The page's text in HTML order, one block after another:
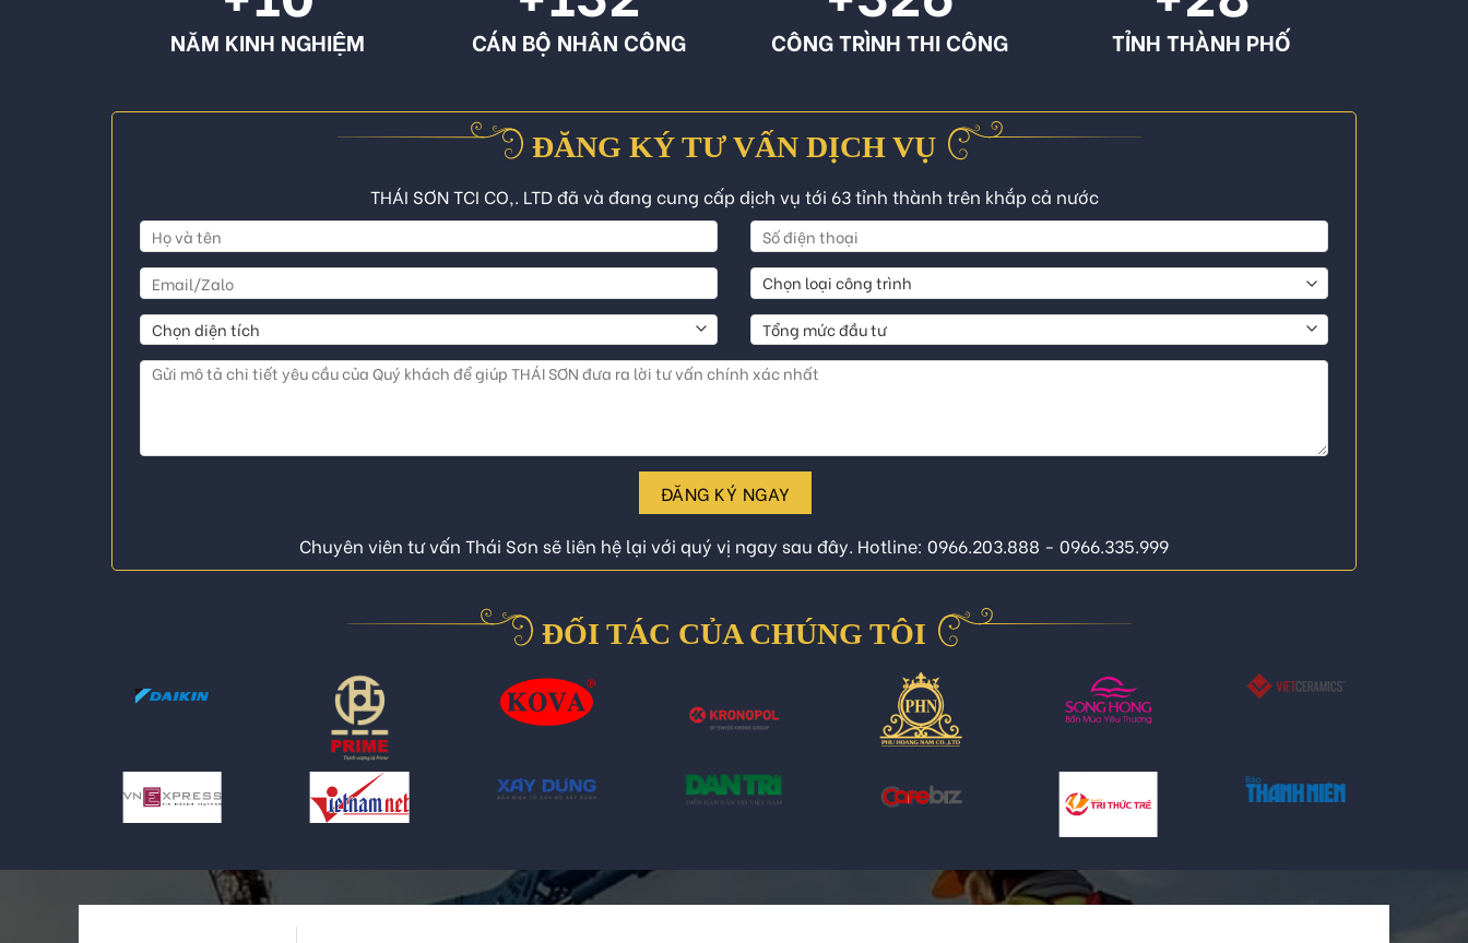
NĂM KINH NGHIỆM CÁN BỘ NHÂN CÔNG CÔNG TRÌNH THI CÔNG TỈNH THÀNH PHỐ
ĐĂNG KÝ TƯ VẤN DỊCH VỤ
THÁI SƠN TCI CO,. LTD đã và đang cung cấp dịch vụ tới 63 tỉnh thành trên khắp cả nước
ĐĂNG KÝ NGAY
Chuyên viên tư vấn Thái Sơn sẽ liên hệ lại với quý vị ngay sau đây. Hotline: 0966.203.888 - 0966.335.999
ĐỐI TÁC CỦA CHÚNG TÔI